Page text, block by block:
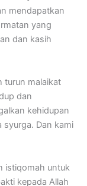
mendapatkan
yang
dan kasih
turun malaikat
dan
kehidupan
syurga. Dan kami
istiqomah untuk
kepada Allah